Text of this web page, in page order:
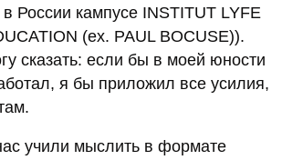
России кампусе INSTITUT LYFE
(ex. PAUL BOCUSE)).
сказать: если бы в моей юности
я бы приложил все усилия,
учили мыслить в формате